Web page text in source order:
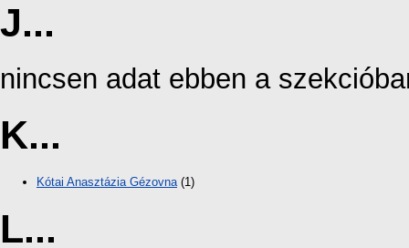
J...
nincsen adat ebben a
K...
Kótai Anasztázia Gézovna(1)
L...